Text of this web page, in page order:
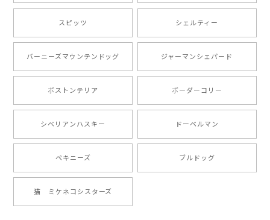
とても可愛かったです。６月にももが（17歳）で亡くな
りまして、元気な時の顔がそっくりだったので、注文し
ました。ありがとうございました。
2024/05/22
2024/05/04
スピッツ シェルティー
バーニーズマウンテンドッグ ジャーマンシェパード
ボストンテリア ボーダーコリー
シベリアンハスキー ドーベルマン
ペキニーズ ブルドッグ
猫 ミケネコシスターズ